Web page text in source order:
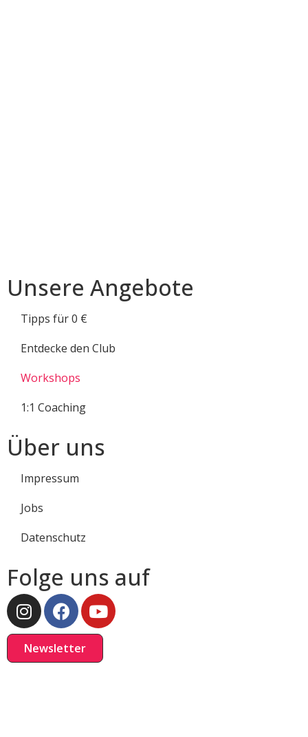
Unsere Angebote
Tipps für 0 €
Entdecke den Club
Workshops
1:1 Coaching
Über uns
Impressum
Jobs
Datenschutz
Folge uns auf
Newsletter